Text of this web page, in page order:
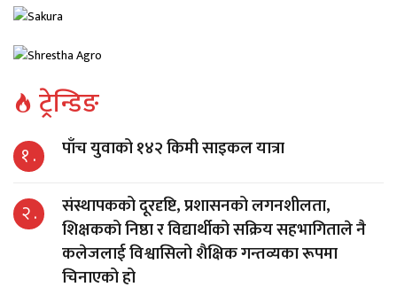
ट्रेन्डिङ
१ . पाँच युवाको १४२ किमी साइकल यात्रा
२ .
संस्थापकको दूरदृष्टि, प्रशासनको लगनशीलता,
शिक्षकको निष्ठा र विद्यार्थीको सक्रिय सहभागिताले नै
कलेजलाई विश्वासिलो शैक्षिक गन्तव्यका रूपमा
चिनाएको हो